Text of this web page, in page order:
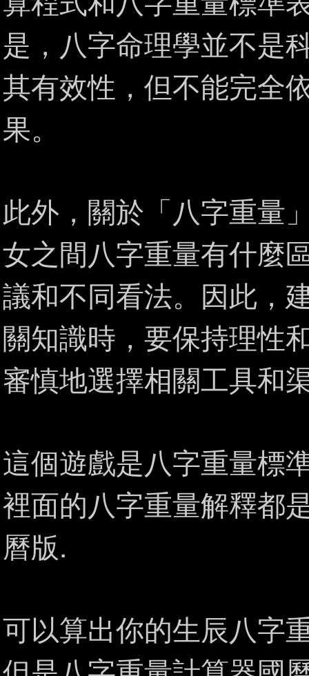
是，八字命理學並不是
其有效性，但不能完全
果。
此外，關於「八字重量
女之間八字重量有什麼
議和不同看法。因此，
關知識時，要保持理性
審慎地選擇相關工具和
這個遊戲是八字重量標
裡面的八字重量解釋都
曆版.
可以算出你的生辰八字